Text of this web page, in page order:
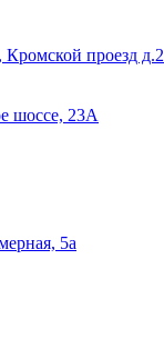
проезд д.2
шоссе, 23А
5а